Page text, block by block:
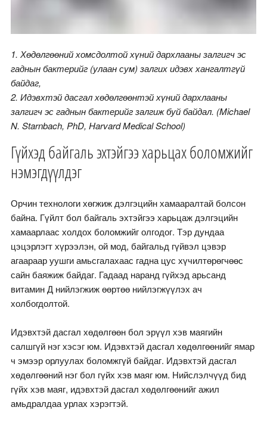
1. Хөдөлгөөний хомсдолтой хүний дархлааны залгигч эс
гаднын бактерийг (улаан сум) залгих идэвх хангалтгүй
байдаг,
2. Идэвхтэй дасгал хөдөлгөөнтэй хүний дархлааны
залгигч эс гаднын бактерийг залгиж буй байдал. (Michael
N. Starnbach, PhD, Harvard Medical School)
Гүйхэд байгаль эхтэйгээ харьцах боломжийг
нэмэгдүүлдэг
Орчин технологи хөгжиж дэлгэцийн хамааралтай болсон
байна. Гүйлт бол байгаль эхтэйгээ харьцаж дэлгэцийн
хамаарлаас холдох боломжийг олгодог. Тэр дундаа
цэцэрлэгт хүрээлэн, ой мод, байгальд гүйвэл цэвэр
агаараар уушги амьсгалахаас гадна цус хүчилтөрөгчөөс
сайн баяжиж байдаг. Гадаад наранд гүйхэд арьсанд
витамин Д нийлэгжиж өөртөө нийлэгжүүлэх ач
холбогдолтой.
Идэвхтэй дасгал хөдөлгөөн бол эрүүл хэв маягийн
салшгүй нэг хэсэг юм. Идэвхтэй дасгал хөдөлгөөнийг ямар
ч эмээр орлуулах боломжгүй байдаг. Идэвхтэй дасгал
хөдөлгөөний нэг бол гүйх хэв маяг юм. Нийслэлчүүд бид
гүйх хэв маяг, идэвхтэй дасгал хөдөлгөөнийг ажил
амьдралдаа урлах хэрэгтэй.